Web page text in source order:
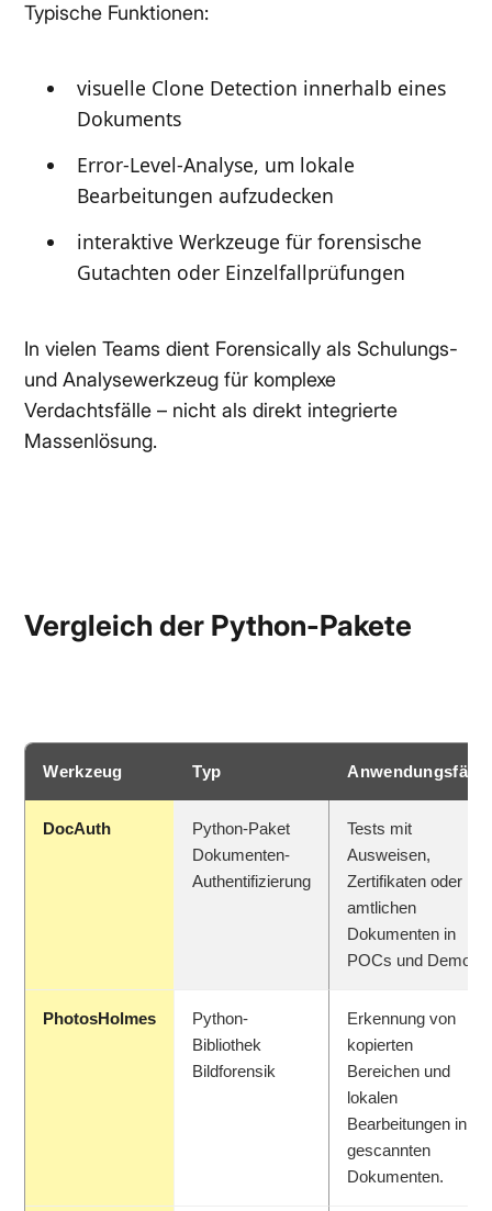
Typische Funktionen:
visuelle Clone Detection innerhalb eines
Dokuments
Error-Level-Analyse, um lokale
Bearbeitungen aufzudecken
interaktive Werkzeuge für forensische
Gutachten oder Einzelfallprüfungen
In vielen Teams dient Forensically als Schulungs-
und Analysewerkzeug für komplexe
Verdachtsfälle – nicht als direkt integrierte
Massenlösung.
Vergleich der Python-Pakete
Werkzeug Typ Anwendungsfälle
DocAuth
Python-Paket
Dokumenten-
Authentifizierung
Tests mit
Ausweisen,
Zertifikaten oder
amtlichen
Dokumenten in
POCs und Demos.
PhotosHolmes
Python-
Bibliothek
Bildforensik
Erkennung von
kopierten
Bereichen und
lokalen
Bearbeitungen in
gescannten
Dokumenten.